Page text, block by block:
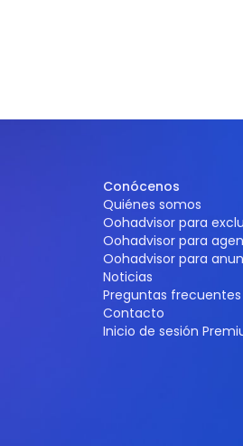
Conócenos
Quiénes somos
Oohadvisor para
Oohadvisor para
Oohadvisor para
Noticias
Preguntas frecuentes
Contacto
Inicio de sesión